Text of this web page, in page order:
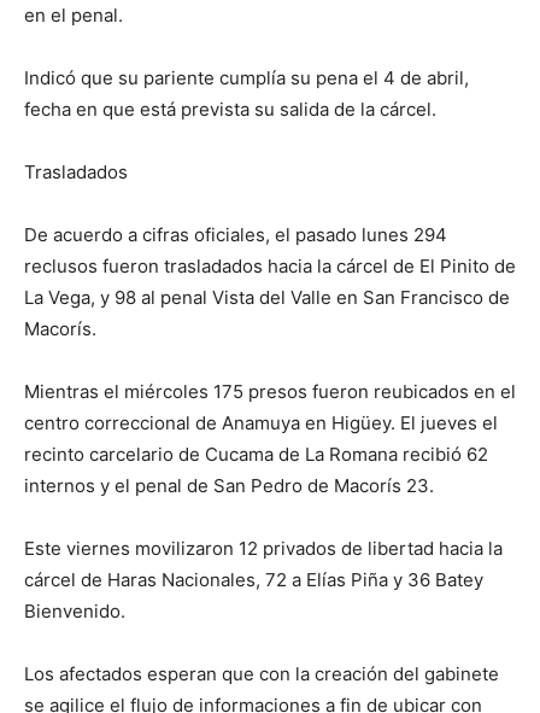
en el penal.
Indicó que su pariente cumplía su pena el 4 de abril,
fecha en que está prevista su salida de la cárcel.
Trasladados
De acuerdo a cifras oficiales, el pasado lunes 294
reclusos fueron trasladados hacia la cárcel de El Pinito de
La Vega, y 98 al penal Vista del Valle en San Francisco de
Macorís.
Mientras el miércoles 175 presos fueron reubicados en el
centro correccional de Anamuya en Higüey. El jueves el
recinto carcelario de Cucama de La Romana recibió 62
internos y el penal de San Pedro de Macorís 23.
Este viernes movilizaron 12 privados de libertad hacia la
cárcel de Haras Nacionales, 72 a Elías Piña y 36 Batey
Bienvenido.
Los afectados esperan que con la creación del gabinete
se agilice el flujo de informaciones a fin de ubicar con